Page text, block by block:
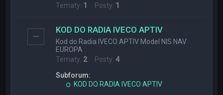
Tematy: 1 Posty: 1
KOD DO RADIA IVECO APTIV
Kod do Radia IVECO APTIV Model NIS NAV
EUROPA
Tematy: 2Posty:4
Subforum:
KOD DO RADIA IVECO APTIV